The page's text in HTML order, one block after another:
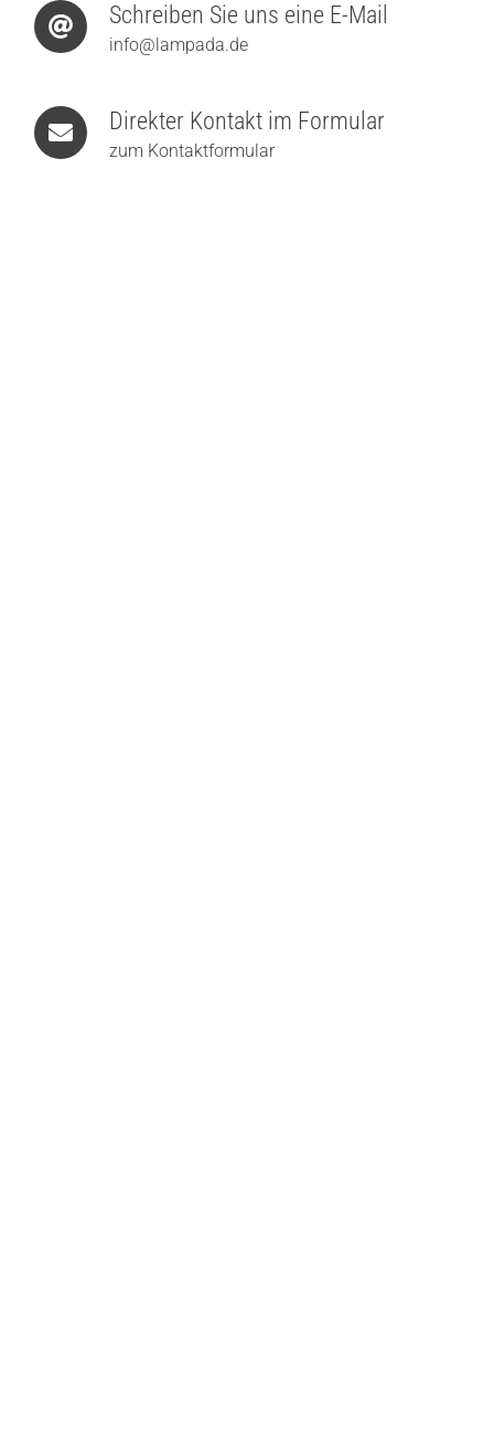
Schreiben Sie uns eine E-Mail
info@lampada.de
Direkter Kontakt im Formular
zum Kontaktformular